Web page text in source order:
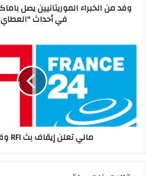
وفد من الخبراء الموريتانيين يصل
في أحداث
مالي تعلن إيقاف بث RFI وفرانس24